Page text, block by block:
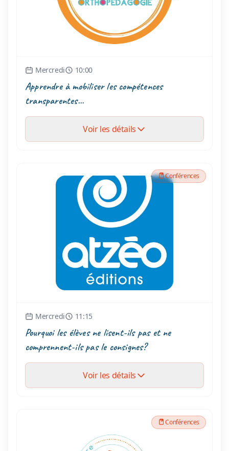
Mercredi 10:00
Apprendre à mobiliser les compétences
transparentes...
Voir les détails
Conférences
Mercredi 11:15
Pourquoi les élèves ne lisent-ils pas et ne
comprennent-ils pas le consignes?
Voir les détails
Conférences